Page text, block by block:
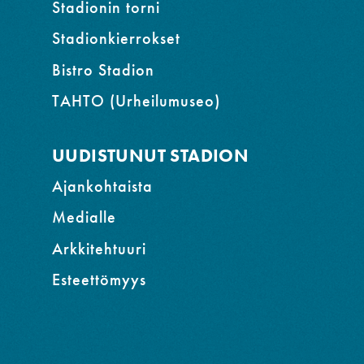
Stadionin torni
Stadionkierrokset
Bistro Stadion
TAHTO (Urheilumuseo)
UUDISTUNUT STADION
Ajankohtaista
Medialle
Arkkitehtuuri
Esteettömyys